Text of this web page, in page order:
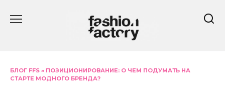
БЛОГ FFS » ПОЗИЦИОНИРОВАНИЕ: О ЧЕМ ПОДУМАТЬ НА
СТАРТЕ МОДНОГО БРЕНДА?